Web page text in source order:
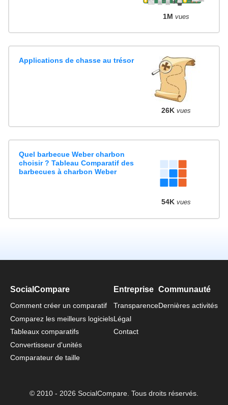
1M vues
Applications de chasse au trésor
26K vues
Quel barbecue Weber charbon
choisir ? Tableau Comparatif des
barbecues à charbon Weber
54K vues
SocialCompare
Comment créer un comparatif
Comparez les meilleurs logiciels
Tableaux comparatifs
Convertisseur d'unités
Comparateur de taille
Entreprise
Transparence
Légal
Contact
Communauté
Dernières activités
© 2010 - 2026 SocialCompare. Tous droits réservés.